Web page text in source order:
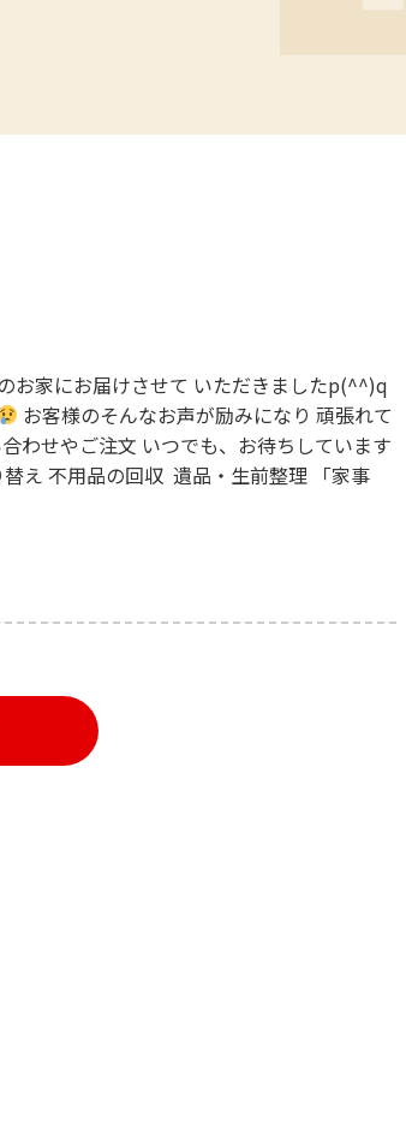
お家にお届けさせて いただきましたp(^^)q
お客様のそんなお声が励みになり 頑張れて
わせやご注文 いつでも、お待ちしています
え 不用品の回収 遺品・生前整理 「家事